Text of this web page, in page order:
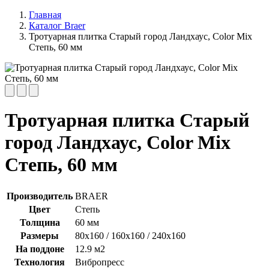
Главная
Каталог Braer
Тротуарная плитка Старый город Ландхаус, Color Mix
Степь, 60 мм
Тротуарная плитка Старый
город Ландхаус, Color Mix
Степь, 60 мм
Производитель BRAER
Цвет
Степь
Толщина
60 мм
Размеры
80x160 / 160x160 / 240x160
На поддоне
12.9 м2
Технология
Вибропресс